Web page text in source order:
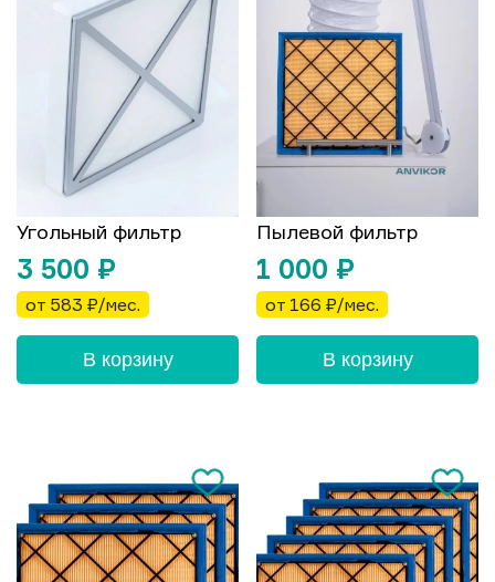
Угольный фильтр
3 500 ₽
от 583 ₽/мес.
В корзину
Пылевой фильтр
1 000 ₽
от 166 ₽/мес.
В корзину